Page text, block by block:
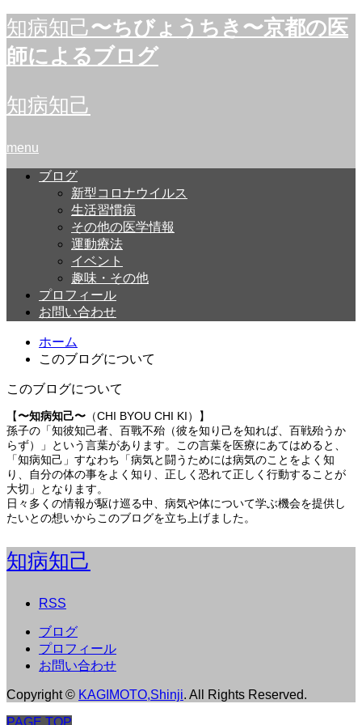
知病知己〜ちびょうちき〜京都の医
師によるブログ
知病知己
menu
ブログ
新型コロナウイルス
生活習慣病
その他の医学情報
運動療法
イベント
趣味・その他
プロフィール
お問い合わせ
ホーム
このブログについて
このブログについて
【〜知病知己〜 （CHI BYOU CHI KI）】
孫子の「知彼知己者、百戰不殆（彼を知り己を知れば、百戦殆うか
らず）」という言葉があります。この言葉を医療にあてはめると、
「知病知己」すなわち「病気と闘うためには病気のことをよく知
り、自分の体の事をよく知り、正しく恐れて正しく行動することが
大切」となります。
日々多くの情報が駆け巡る中、病気や体について学ぶ機会を提供し
たいとの想いからこのブログを立ち上げました。
知病知己
RSS
ブログ
プロフィール
お問い合わせ
Copyright© KAGIMOTO,Shinji. All Rights Reserved.